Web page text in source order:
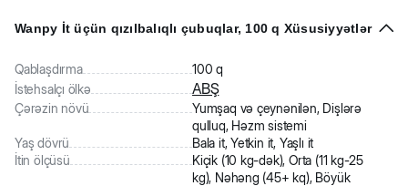
Wanpy İt üçün qızılbalıqlı çubuqlar, 100 q Xüsusiyyətlər
Qablaşdırma
100 q
İstehsalçı ölkə
ABŞ
Çərəzin növü
Yumşaq və çeynənilən, Dişlərə
qulluq, Həzm sistemi
Yaş dövrü
Bala it, Yetkin it, Yaşlı it
İtin ölçüsü
Kiçik (10 kg-dək), Orta (11 kg-25
kg), Nəhəng (45+ kq), Böyük